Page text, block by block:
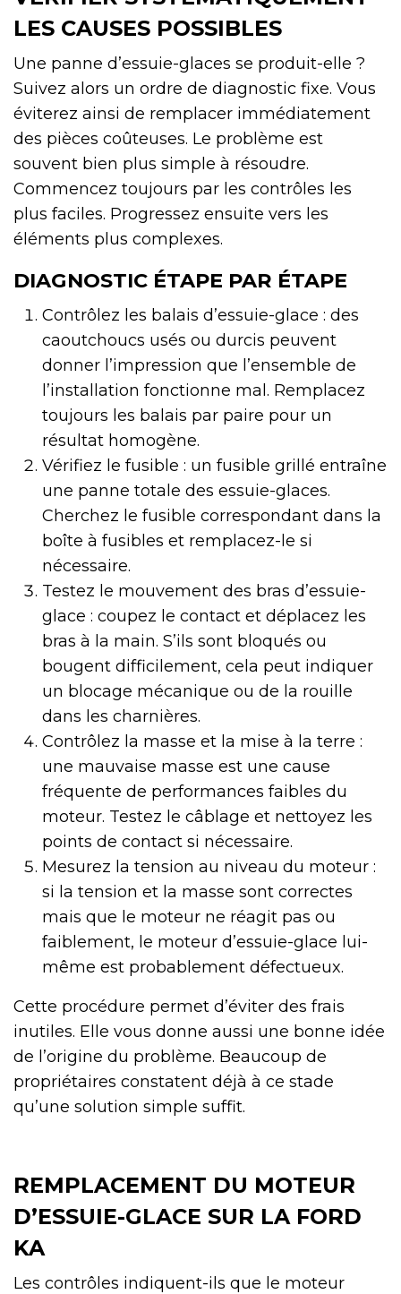
LES CAUSES POSSIBLES
Une panne d’essuie-glaces se produit-elle ?
Suivez alors un ordre de diagnostic fixe. Vous
éviterez ainsi de remplacer immédiatement
des pièces coûteuses. Le problème est
souvent bien plus simple à résoudre.
Commencez toujours par les contrôles les
plus faciles. Progressez ensuite vers les
éléments plus complexes.
DIAGNOSTIC ÉTAPE PAR ÉTAPE
Contrôlez les balais d’essuie-glace : des
caoutchoucs usés ou durcis peuvent
donner l’impression que l’ensemble de
l’installation fonctionne mal. Remplacez
toujours les balais par paire pour un
résultat homogène.
Vérifiez le fusible : un fusible grillé entraîne
une panne totale des essuie-glaces.
Cherchez le fusible correspondant dans la
boîte à fusibles et remplacez-le si
nécessaire.
Testez le mouvement des bras d’essuie-
glace : coupez le contact et déplacez les
bras à la main. S’ils sont bloqués ou
bougent difficilement, cela peut indiquer
un blocage mécanique ou de la rouille
dans les charnières.
Contrôlez la masse et la mise à la terre :
une mauvaise masse est une cause
fréquente de performances faibles du
moteur. Testez le câblage et nettoyez les
points de contact si nécessaire.
Mesurez la tension au niveau du moteur :
si la tension et la masse sont correctes
mais que le moteur ne réagit pas ou
faiblement, le moteur d’essuie-glace lui-
même est probablement défectueux.
Cette procédure permet d’éviter des frais
inutiles. Elle vous donne aussi une bonne idée
de l’origine du problème. Beaucoup de
propriétaires constatent déjà à ce stade
qu’une solution simple suffit.
REMPLACEMENT DU MOTEUR
D’ESSUIE-GLACE SUR LA FORD
KA
Les contrôles indiquent-ils que le moteur